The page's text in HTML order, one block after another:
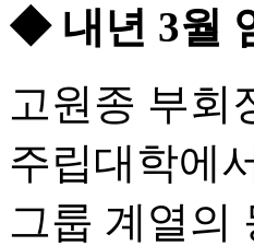
◆ 내년 3월
고원종 부회
주립대학에
그룹 계열의